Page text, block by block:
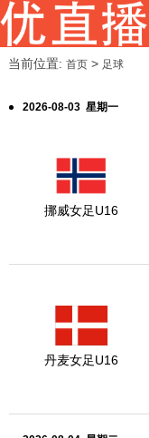
当前位置: 首页> 足球
2026-08-03 星期一
挪威女足U16
丹麦女足U16